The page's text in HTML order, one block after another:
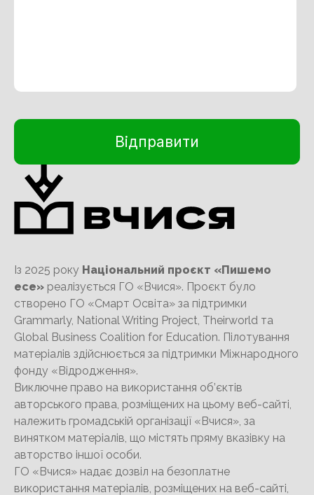
Із 2025 року Національний проєкт «Пишемо
есе» реалізується ГО «Вчися». Проєкт було
створено ГО «Смарт Освіта» за підтримки
Grammarly, National Writing Project, Theirworld та
Global Business Coalition for Education. Пілотування
матеріалів здійснюється за підтримки Міжнародного
фонду «Відродження».
Виключне право на використання об’єктів
авторського права, розміщених на цьому веб-сайті,
належить громадській організації «Вчися», за
винятком матеріалів, що містять пряму вказівку на
авторство іншої особи.
ГО «Вчися» надає дозвіл на безоплатне
використання матеріалів, розміщених на веб-сайті,